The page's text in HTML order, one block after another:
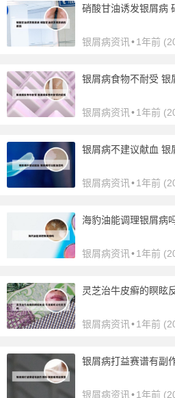
硝酸甘油诱发银屑病
银屑病资讯 •1年前
银屑病食物不耐受 银
银屑病资讯 •1年前
银屑病不建议献血 银
银屑病资讯 •1年前
海豹油能调理银屑病
银屑病资讯 •1年前
灵芝治牛皮癣的瞑眩
银屑病资讯 •1年前
银屑病打益赛谱有副
银屑病资讯 •1年前